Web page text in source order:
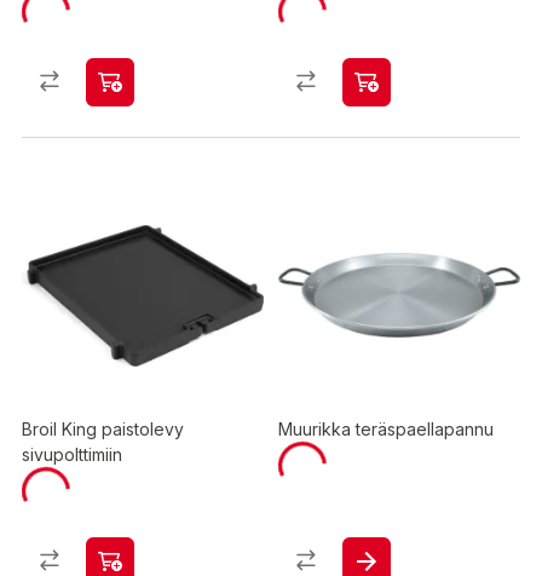
Broil King paistolevy
sivupolttimiin
Muurikka teräspaellapannu